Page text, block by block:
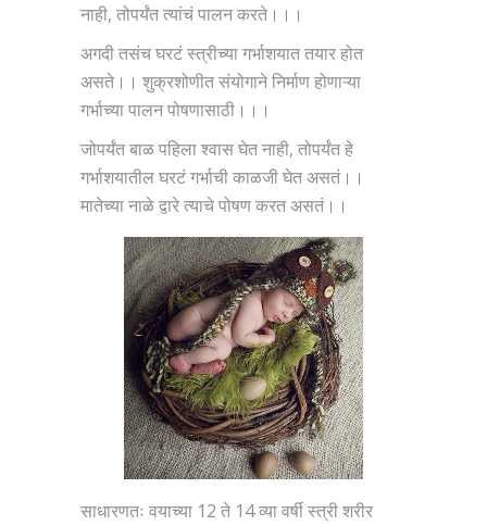
नाही, तोपर्यंत त्यांचं पालन करते।।।
अगदी तसंच घरटं स्त्रीच्या गर्भाशयात तयार होत
असते।। शुक्रशोणीत संयोगाने निर्माण होणाऱ्या
गर्भाच्या पालन पोषणासाठी।।।
जोपर्यंत बाळ पहिला श्वास घेत नाही, तोपर्यंत हे
गर्भाशयातील घरटं गर्भाची काळजी घेत असतं।।
मातेच्या नाळे द्वारे त्याचे पोषण करत असतं।।
साधारणतः वयाच्या 12 ते 14 व्या वर्षी स्त्री शरीर